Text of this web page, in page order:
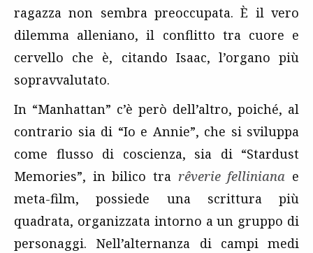
ragazza non sembra preoccupata. È il vero
dilemma alleniano, il conflitto tra cuore e
cervello che è, citando Isaac, l’organo più
sopravvalutato.
In “Manhattan” c’è però dell’altro, poiché, al
contrario sia di “Io e Annie”, che si sviluppa
come flusso di coscienza, sia di “Stardust
Memories”, in bilico tra rêverie felliniana e
meta-film, possiede una scrittura più
quadrata, organizzata intorno a un gruppo di
personaggi. Nell’alternanza di campi medi